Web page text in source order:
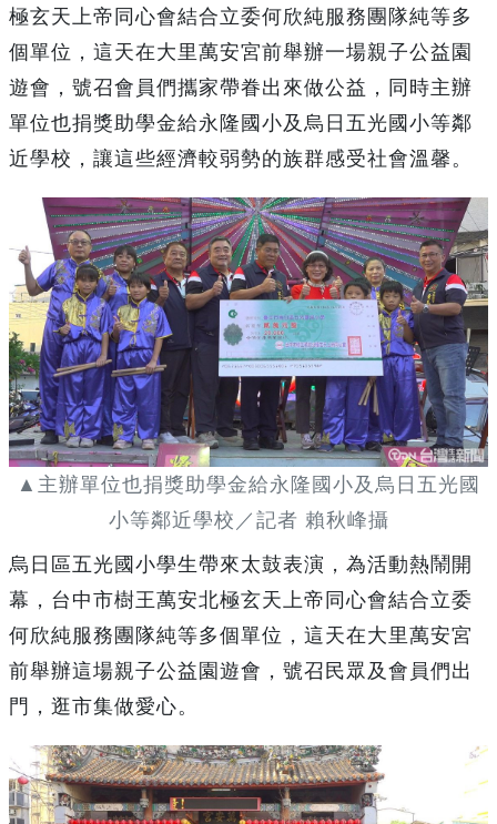
極玄天上帝同心會結合立委何欣純服務團隊純等多
個單位，這天在大里萬安宮前舉辦一場親子公益園
遊會，號召會員們攜家帶眷出來做公益，同時主辦
單位也捐獎助學金給永隆國小及烏日五光國小等鄰
近學校，讓這些經濟較弱勢的族群感受社會溫馨。
▲主辦單位也捐獎助學金給永隆國小及烏日五光國
小等鄰近學校／記者 賴秋峰攝
烏日區五光國小學生帶來太鼓表演，為活動熱鬧開
幕，台中市樹王萬安北極玄天上帝同心會結合立委
何欣純服務團隊純等多個單位，這天在大里萬安宮
前舉辦這場親子公益園遊會，號召民眾及會員們出
門，逛市集做愛心。